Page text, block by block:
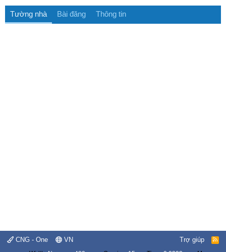
Tường nhà Bài đăng Thông tin
CNG - One VN Trợ giúp
R